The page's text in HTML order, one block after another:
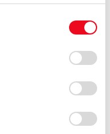
イトの使用を続行する
保存されることに同
キー)のオプトアウト、
あたっては、当社の
について
」をご覧くだ